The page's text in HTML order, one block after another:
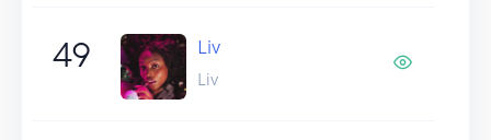
49 Liv
Liv